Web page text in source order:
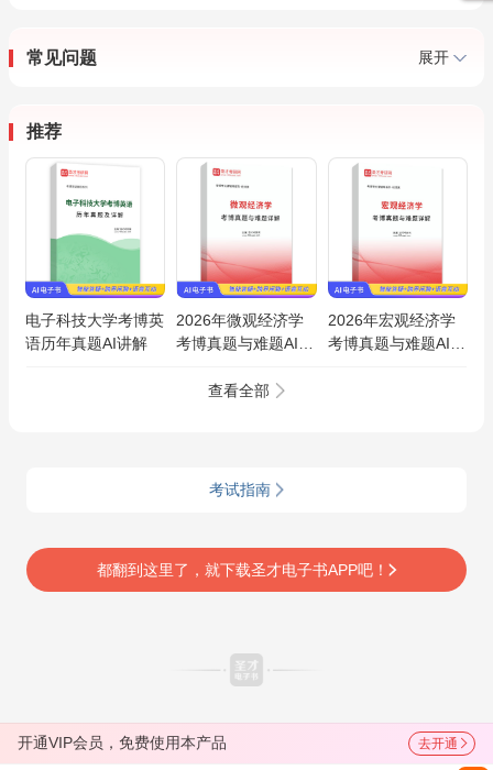
常见问题 展开
推荐
电子科技大学考博英
语历年真题AI讲解
2026年微观经济学
考博真题与难题AI讲
2026年宏观经济学
考博真题与难题AI讲
查看全部
考试指南
都翻到这里了，就下载圣才电子书APP吧！
开通VIP会员，免费使用本产品 去开通